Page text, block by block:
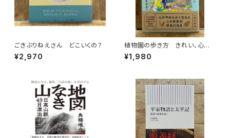
ごきぶりねえさん どこいくの？
¥2,970
植物園の歩き方 きれい、心地
よい、愛おしい さまざまな「うつ
くしい」を求めて
¥1,980